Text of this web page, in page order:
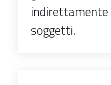
soggetti.